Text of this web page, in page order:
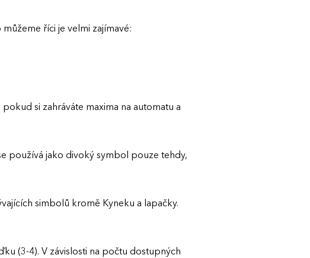
říci je velmi zajímavé:
si zahráváte maxima na automatu a
používá jako divoký symbol pouze tehdy,
simbolů kromě Kyneku a lapačky.
(3-4). V závislosti na počtu dostupných